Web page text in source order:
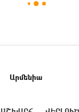
Արմենիա